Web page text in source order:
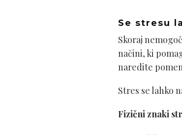
Se stresu
Skoraj
načini, ki
naredite
Stres se lahko
Fizični znaki